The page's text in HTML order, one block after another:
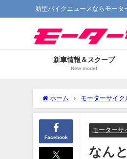
新型バイクニュースならモータ
新車情報＆スクープ
New model
ホーム モーターサイク
Facebook
モーターサ
なん